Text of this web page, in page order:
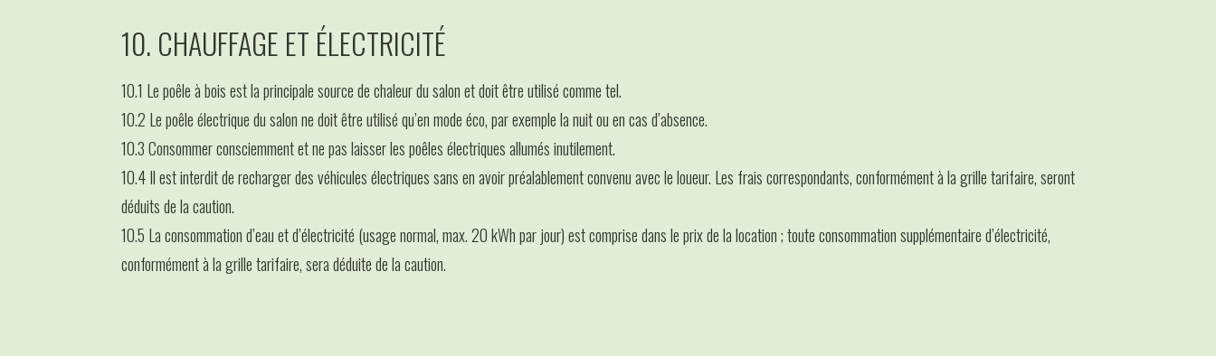
10. CHAUFFAGE ET ÉLECTRICITÉ
10.1 Le poêle à bois est la principale source de chaleur du salon et doit être utilisé comme tel.
10.2 Le poêle électrique du salon ne doit être utilisé qu’en mode éco, par exemple la nuit ou en cas d’absence.
10.3 Consommer consciemment et ne pas laisser les poêles électriques allumés inutilement.
10.4 Il est interdit de recharger des véhicules électriques sans en avoir préalablement convenu avec le loueur. Les frais correspondants, conformément à la grille tarifaire, seront
déduits de la caution.
10.5 La consommation d’eau et d’électricité (usage normal, max. 20 kWh par jour) est comprise dans le prix de la location ; toute consommation supplémentaire d’électricité,
conformément à la grille tarifaire, sera déduite de la caution.